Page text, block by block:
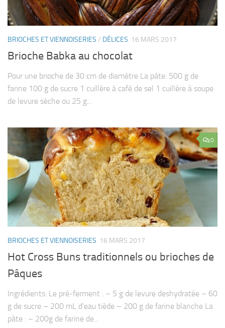
BRIOCHES ET VIENNOISERIES / DÉLICES 16 MARS 2017
Brioche Babka au chocolat
Pour une brioche de 30 cm de diamètre La pâte: 500 g de
farine 100 g de sucre 1 cuillère à café de sel 1 cuillère à soupe
de levure sèche ou 25 g...
0
BRIOCHES ET VIENNOISERIES 16 MARS 2017
Hot Cross Buns traditionnels ou brioches de
Pâques
Ingrédients: Le pré-ferment : – 5 g de levure deshydratée – 60
g de sucre – 200 mL d’eau tiède – 200 g de farine blanche La
pâte : – 200g de farine de...